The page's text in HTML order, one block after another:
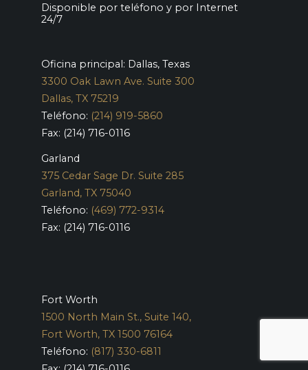
Disponible por teléfono y por Internet
24/7
Oficina principal: Dallas, Texas
3300 Oak Lawn Ave. Suite 300
Dallas, TX 75219
Teléfono: (214) 919-5860
Fax: (214) 716-0116
Garland
375 Cedar Sage Dr. Suite 285
Garland, TX 75040
Teléfono: (469) 772-9314
Fax: (214) 716-0116
Fort Worth
1500 North Main St., Suite 140,
Fort Worth, TX 1500 76164
Teléfono: (817) 330-6811